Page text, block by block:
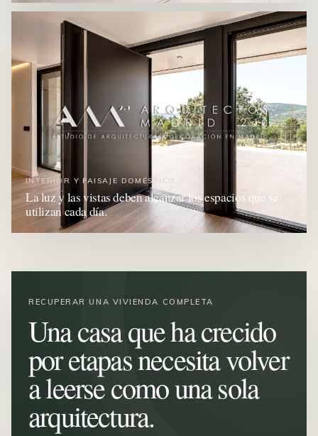
INTERIOR Y PAISAJE DOMÉSTICO
La luz y las vistas deben alcanzar los espacios que se
utilizan cada día.
RECUPERAR UNA VIVIENDA COMPLETA
Una casa que ha crecido
por etapas necesita volver
a leerse como una sola
arquitectura.